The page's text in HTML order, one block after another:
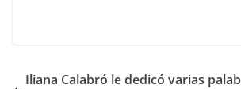
Iliana Calabró le dedicó varias